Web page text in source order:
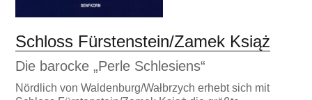
Schloss Fürstenstein/Zamek Książ
Die barocke „Perle Schlesiens“
Nördlich von Waldenburg/Wałbrzych erhebt sich mit